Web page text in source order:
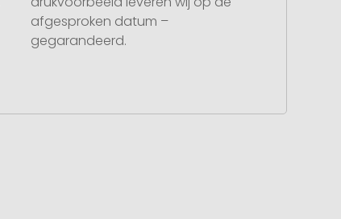
afgesproken datum –
gegarandeerd.